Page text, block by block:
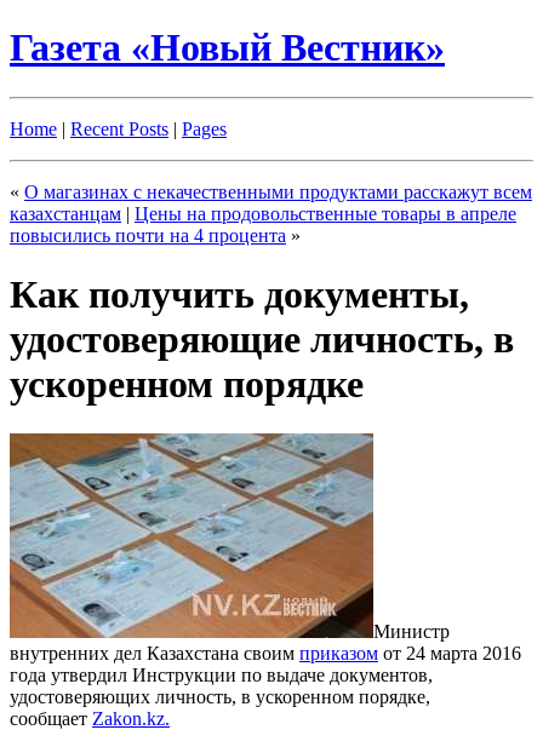
Газета «Новый Вестник»
Home | Recent Posts | Pages
« О магазинах с некачественными продуктами расскажут всем
казахстанцам | Цены на продовольственные товары в апреле
повысились почти на 4 процента »
Как получить документы,
удостоверяющие личность, в
ускоренном порядке
Министр
внутренних дел Казахстана своим приказом от 24 марта 2016
года утвердил Инструкции по выдаче документов,
удостоверяющих личность, в ускоренном порядке,
сообщает Zakon.kz.